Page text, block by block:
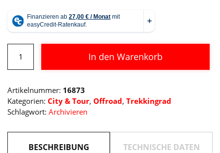
Nature
EXC
Menge
In den Warenkorb
Artikelnummer: 16873
Kategorien: City & Tour, Offroad, Trekkingrad
Schlagwort: Archivieren
BESCHREIBUNG TECHNISCHE DATEN